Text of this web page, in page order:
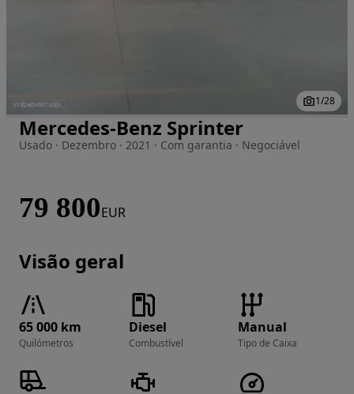
Imagem 1 de 28
1/28
Mercedes-Benz Sprinter
Usado · Dezembro · 2021 · Com garantia · Negociável
79 800EUR
Visão geral
65 000 km
Quilómetros
Diesel
Combustível
Manual
Tipo de Caixa